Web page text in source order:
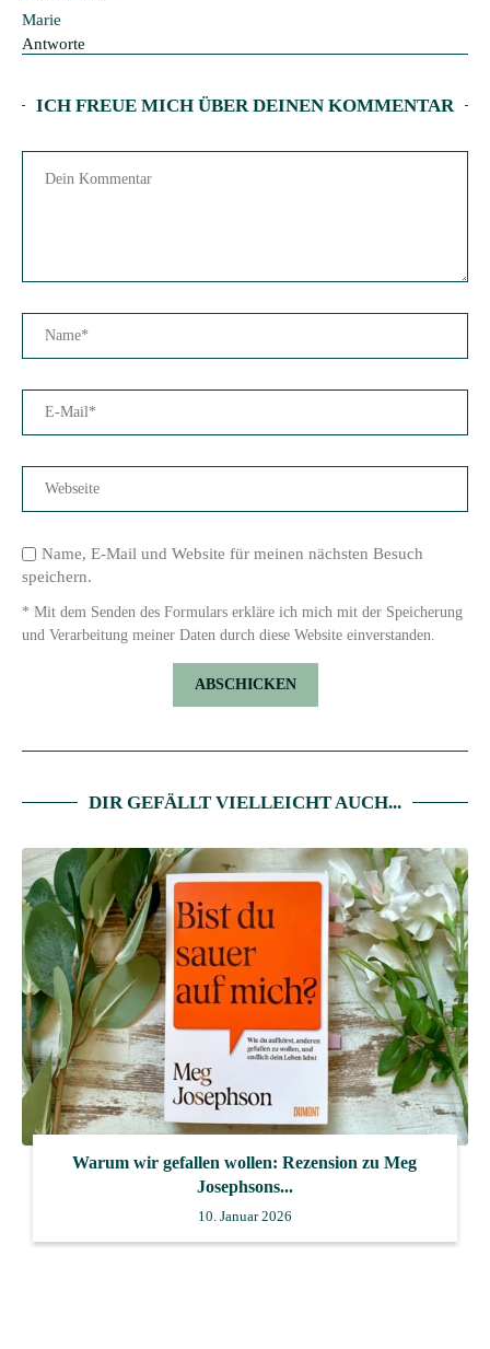
Marie
Antworte
ICH FREUE MICH ÜBER DEINEN KOMMENTAR
Name, E-Mail und Website für meinen nächsten Besuch
speichern.
* Mit dem Senden des Formulars erkläre ich mich mit der Speicherung
und Verarbeitung meiner Daten durch diese Website einverstanden.
DIR GEFÄLLT VIELLEICHT AUCH...
Warum wir gefallen wollen: Rezension zu Meg
Josephsons...
10. Januar 2026